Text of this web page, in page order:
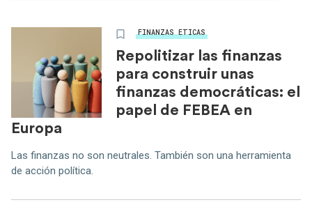
FINANZAS ETICAS
Repolitizar las finanzas
para construir unas
finanzas democráticas: el
papel de FEBEA en
Europa
Las finanzas no son neutrales. También son una herramienta
de acción política.